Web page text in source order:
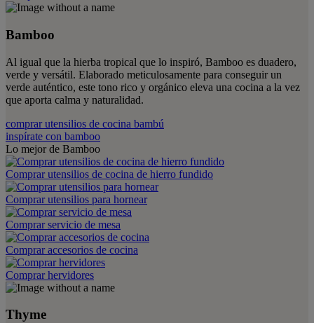
Bamboo
Al igual que la hierba tropical que lo inspiró, Bamboo es duadero,
verde y versátil. Elaborado meticulosamente para conseguir un
verde auténtico, este tono rico y orgánico eleva una cocina a la vez
que aporta calma y naturalidad.
comprar utensilios de cocina bambú
inspírate con bamboo
Lo mejor de Bamboo
Comprar utensilios de cocina de hierro fundido
Comprar utensilios para hornear
Comprar servicio de mesa
Comprar accesorios de cocina
Comprar hervidores
Thyme